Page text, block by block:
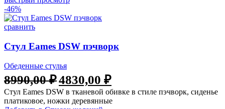
-46%
сравнить
Стул Eames DSW пэчворк
Обеденные стулья
8990,00₽4830,00 ₽
Стул Eames DSW в тканевой обивке в стиле пэчворк, сиденье
платиковое, ножки деревянные